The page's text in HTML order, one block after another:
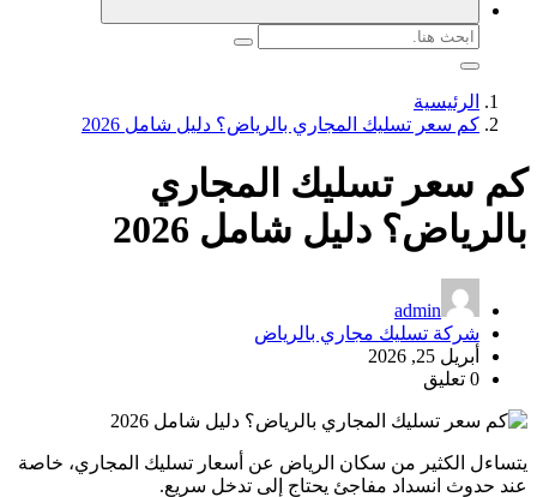
البحث
الرئيسية
كم سعر تسليك المجاري بالرياض؟ دليل شامل 2026
كم سعر تسليك المجاري
بالرياض؟ دليل شامل 2026
admin
شركة تسليك مجاري بالرياض
أبريل 25, 2026
0 تعليق
يتساءل الكثير من سكان الرياض عن أسعار تسليك المجاري، خاصة
عند حدوث انسداد مفاجئ يحتاج إلى تدخل سريع.